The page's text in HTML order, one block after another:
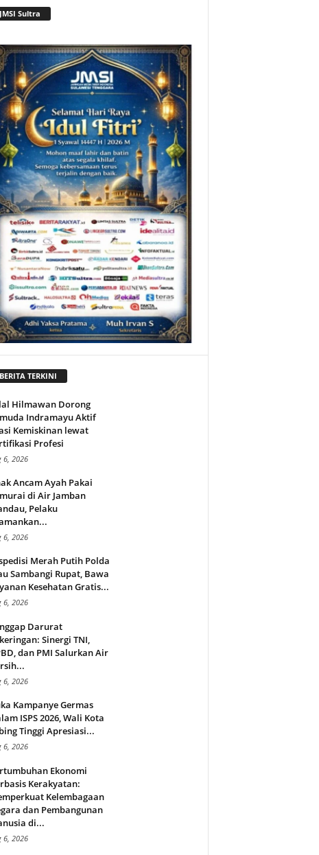
JMSI Sultra
BERITA TERKINI
Hilmawan Dorong
Indramayu Aktif
Kemiskinan lewat
Profesi
6, 2026
Ancam Ayah Pakai
di Air Jamban
Pelaku
6, 2026
Merah Putih Polda
Sambangi Rupat, Bawa
Kesehatan Gratis...
6, 2026
Darurat
Sinergi TNI,
dan PMI Salurkan Air
6, 2026
Kampanye Germas
ISPS 2026, Wali Kota
Tinggi Apresiasi...
6, 2026
Ekonomi
Kerakyatan:
Kelembagaan
dan Pembangunan
di...
6, 2026